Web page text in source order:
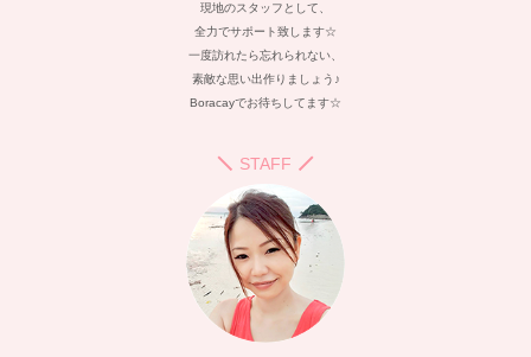
現地のスタッフとして、
全力でサポート致します☆
一度訪れたら忘れられない、
素敵な思い出作りましょう♪
Boracayでお待ちしてます☆
STAFF